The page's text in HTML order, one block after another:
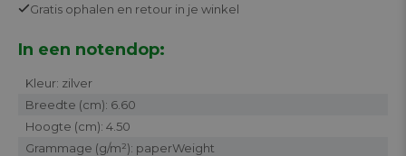
Gratis ophalen en retour in je winkel
In een notendop:
Kleur: zilver
Breedte (cm): 6.60
Hoogte (cm): 4.50
Grammage (g/m²): paperWeight